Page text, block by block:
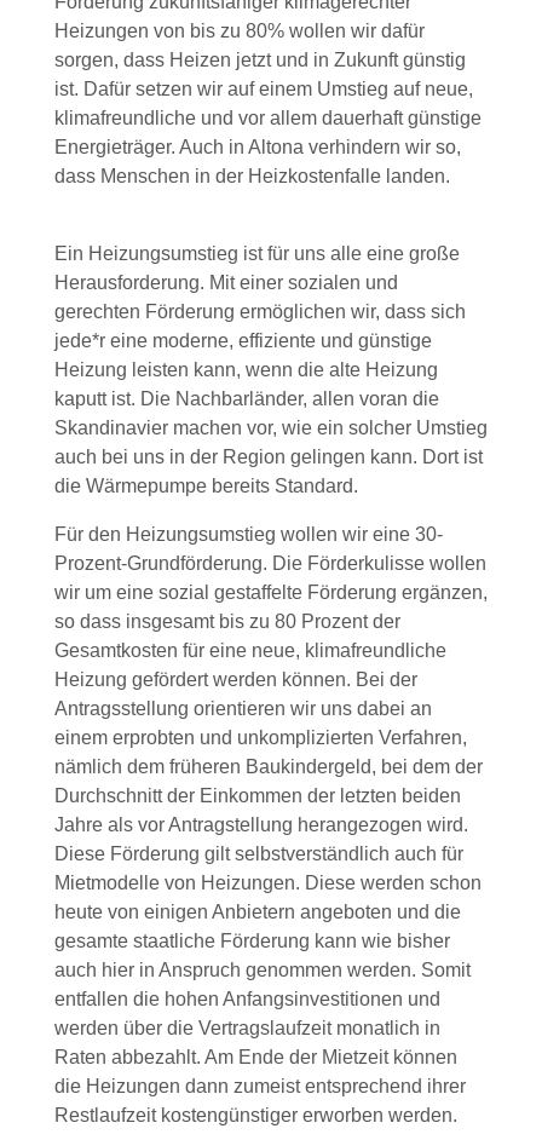
Heizungen von bis zu 80% wollen wir dafür
sorgen, dass Heizen jetzt und in Zukunft günstig
ist. Dafür setzen wir auf einem Umstieg auf neue,
klimafreundliche und vor allem dauerhaft günstige
Energieträger. Auch in Altona verhindern wir so,
dass Menschen in der Heizkostenfalle landen.
Ein Heizungsumstieg ist für uns alle eine große
Herausforderung. Mit einer sozialen und
gerechten Förderung ermöglichen wir, dass sich
jede*r eine moderne, effiziente und günstige
Heizung leisten kann, wenn die alte Heizung
kaputt ist. Die Nachbarländer, allen voran die
Skandinavier machen vor, wie ein solcher Umstieg
auch bei uns in der Region gelingen kann. Dort ist
die Wärmepumpe bereits Standard.
Für den Heizungsumstieg wollen wir eine 30-
Prozent-Grundförderung. Die Förderkulisse wollen
wir um eine sozial gestaffelte Förderung ergänzen,
so dass insgesamt bis zu 80 Prozent der
Gesamtkosten für eine neue, klimafreundliche
Heizung gefördert werden können. Bei der
Antragsstellung orientieren wir uns dabei an
einem erprobten und unkomplizierten Verfahren,
nämlich dem früheren Baukindergeld, bei dem der
Durchschnitt der Einkommen der letzten beiden
Jahre als vor Antragstellung herangezogen wird.
Diese Förderung gilt selbstverständlich auch für
Mietmodelle von Heizungen. Diese werden schon
heute von einigen Anbietern angeboten und die
gesamte staatliche Förderung kann wie bisher
auch hier in Anspruch genommen werden. Somit
entfallen die hohen Anfangsinvestitionen und
werden über die Vertragslaufzeit monatlich in
Raten abbezahlt. Am Ende der Mietzeit können
die Heizungen dann zumeist entsprechend ihrer
Restlaufzeit kostengünstiger erworben werden.